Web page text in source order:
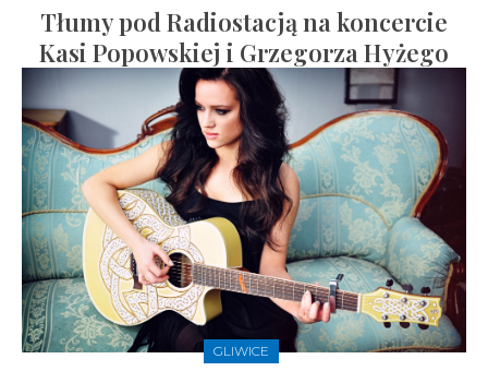
Tłumy pod Radiostacją na koncercie
Kasi Popowskiej i Grzegorza Hyżego
GLIWICE